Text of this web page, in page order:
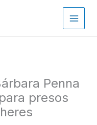
Penna
presos